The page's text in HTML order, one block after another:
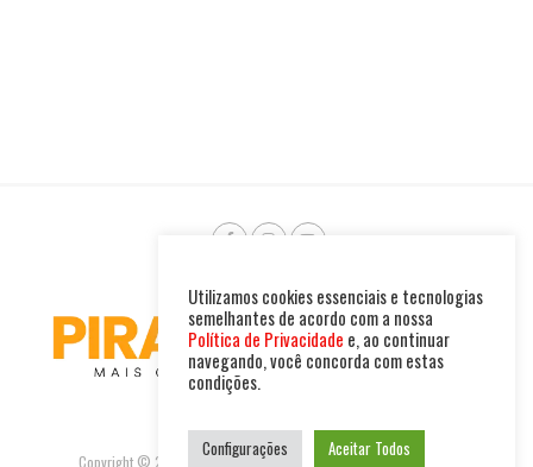
Copyright © 2025. Todos os direitos reservados. PIRAMBU NEWS
Utilizamos cookies essenciais e tecnologias
semelhantes de acordo com a nossa
Política de Privacidade e, ao continuar
navegando, você concorda com estas
condições.
Configurações Aceitar Todos